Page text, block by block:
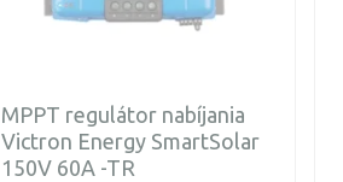
MPPT regulátor nabíjania
Victron Energy SmartSolar
150V 60A -TR